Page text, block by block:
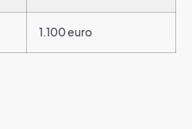
1.100 euro